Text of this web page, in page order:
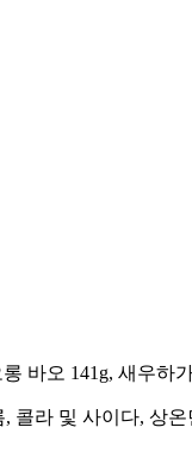
바오 141g, 새우하
콜라 및 사이다, 상